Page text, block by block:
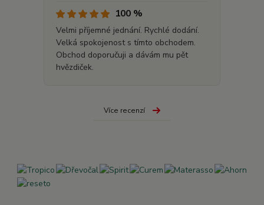
100 %
Velmi příjemné jednání. Rychlé dodání.
Velká spokojenost s tímto obchodem.
Obchod doporučuji a dávám mu pět
hvězdiček.
Více recenzí